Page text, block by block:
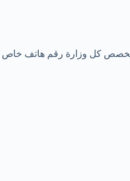
تخصص كل وزارة رقم هاتف خاص